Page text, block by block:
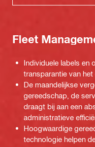
Fleet
Individuele labels en
transparantie van
De maandelijkse
gereedschap, de
draagt bij aan een
administratieve
Hoogwaardige
technologie helpen